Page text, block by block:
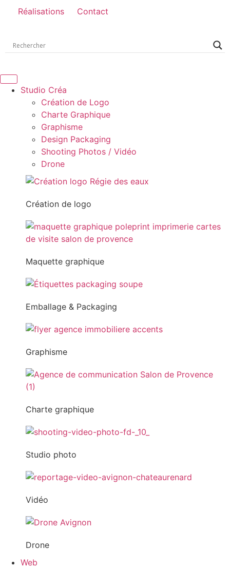
Réalisations Contact
Studio Créa
Création de Logo
Charte Graphique
Graphisme
Design Packaging
Shooting Photos / Vidéo
Drone
Création de logo
Maquette graphique
Emballage & Packaging
Graphisme
Charte graphique
Studio photo
Vidéo
Drone
Web